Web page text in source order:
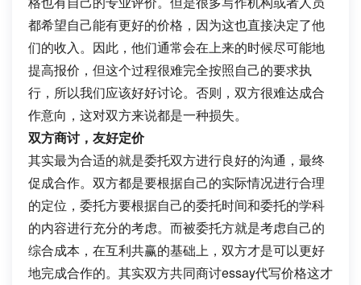
都希望自己能有更好的价格，因为这也直接决定了他
们的收入。因此，他们通常会在上来的时候尽可能地
提高报价，但这个过程很难完全按照自己的要求执
行，所以我们应该好好讨论。否则，双方很难达成合
作意向，这对双方来说都是一种损失。
双方商讨，友好定价
其实最为合适的就是委托双方进行良好的沟通，最终
促成合作。双方都是要根据自己的实际情况进行合理
的定位，委托方要根据自己的委托时间和委托的学科
的内容进行充分的考虑。而被委托方就是考虑自己的
综合成本，在互利共赢的基础上，双方才是可以更好
地完成合作的。其实双方共同商讨essay代写价格这才